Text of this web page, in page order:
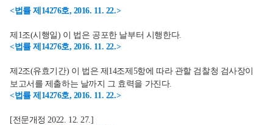
<법률 제14276호, 2016. 11. 22.>
제1조(시행일) 이 법은 공포한 날부터 시행한다.
<법률 제14276호, 2016. 11. 22.>
제2조(유효기간) 이 법은 제14조제5항에 따라 관할 검찰청 검사장이
보고서를 제출하는 날까지 그 효력을 가진다.
<법률 제14276호, 2016. 11. 22.>
[전문개정 2022. 12. 27.]